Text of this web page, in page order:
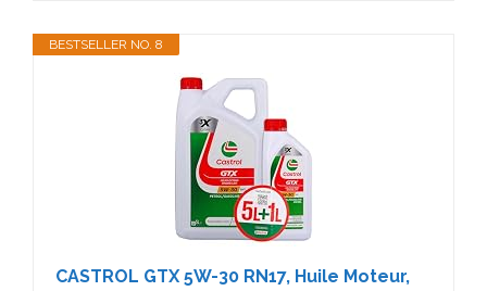
BESTSELLER NO. 8
CASTROL GTX 5W-30 RN17, Huile Moteur,